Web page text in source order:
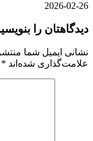
2026-02-26
دیدگاهتان را
نشانی ایمیل شما
علامت‌گذاری شده‌اند *